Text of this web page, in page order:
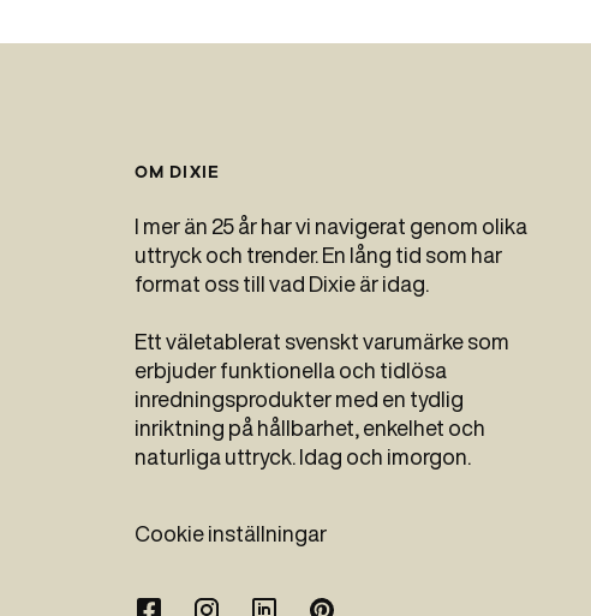
OM DIXIE
I mer än 25 år har vi navigerat genom olika
uttryck och trender. En lång tid som har
format oss till vad Dixie är idag.
Ett väletablerat svenskt varumärke som
erbjuder funktionella och tidlösa
inredningsprodukter med en tydlig
inriktning på hållbarhet, enkelhet och
naturliga uttryck. Idag och imorgon.
Cookie inställningar